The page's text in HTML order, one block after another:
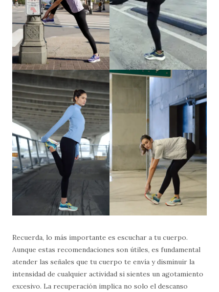
Recuerda, lo más importante es escuchar a tu cuerpo.
Aunque estas recomendaciones son útiles, es fundamental
atender las señales que tu cuerpo te envía y disminuir la
intensidad de cualquier actividad si sientes un agotamiento
excesivo. La recuperación implica no solo el descanso